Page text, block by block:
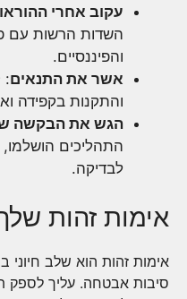
עקוב אחרי
השדות הרשות עם
והפיננסיים.
אשר את התנאים:
והתקנות בקפידה
הגש את הבקשה
התהליכים
לבדיקה.
אימות זהות
אימות זהות הוא שלב
סיבות אבטחה. עליך לספק